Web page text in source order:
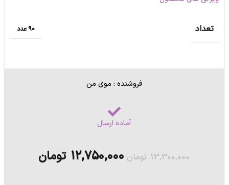
تعداد 90 عدد
فروشنده : موی من
آماده ارسال
13,300,000 تومان 12,750,000 تومان